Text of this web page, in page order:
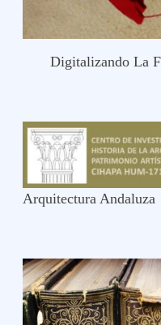
Digitalizando La
Arquitectura Andaluza